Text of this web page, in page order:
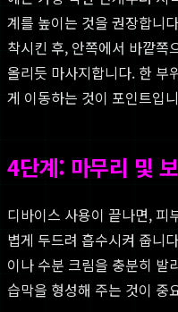
계를 높이는 것을 권장합니
착시킨 후, 안쪽에서 바깥쪽
올리듯 마사지합니다. 한 부
게 이동하는 것이 포인트입
4단계: 마무리 및
디바이스 사용이 끝나면, 피
볍게 두드려 흡수시켜 줍니
이나 수분 크림을 충분히 발
습막을 형성해 주는 것이 중